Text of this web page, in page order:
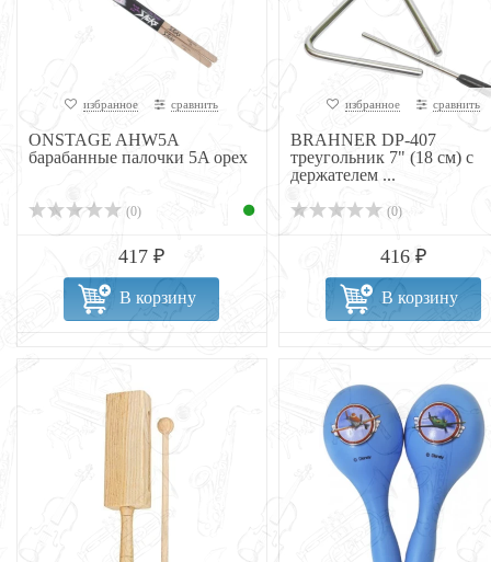
избранное сравнить
ONSTAGE AHW5A
барабанные палочки 5A орех
(0)
417 ₽
В корзину
избранное сравнить
BRAHNER DP-407
треугольник 7" (18 см) с
держателем ...
(0)
416 ₽
В корзину